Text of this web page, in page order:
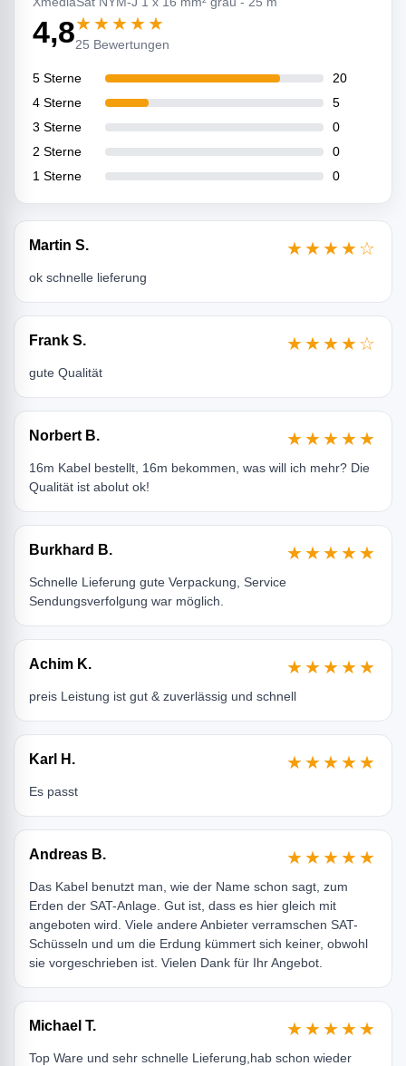
4,8★★★★★
25 Bewertungen
5 Sterne
20
4 Sterne
5
3 Sterne
0
2 Sterne
0
1 Sterne
0
Martin S. ★★★★☆
ok schnelle lieferung
Frank S. ★★★★☆
gute Qualität
Norbert B. ★★★★★
16m Kabel bestellt, 16m bekommen, was will ich mehr? Die
Qualität ist abolut ok!
Burkhard B. ★★★★★
Schnelle Lieferung gute Verpackung, Service
Sendungsverfolgung war möglich.
Achim K. ★★★★★
preis Leistung ist gut & zuverlässig und schnell
Karl H. ★★★★★
Es passt
Andreas B. ★★★★★
Das Kabel benutzt man, wie der Name schon sagt, zum
Erden der SAT-Anlage. Gut ist, dass es hier gleich mit
angeboten wird. Viele andere Anbieter verramschen SAT-
Schüsseln und um die Erdung kümmert sich keiner, obwohl
sie vorgeschrieben ist. Vielen Dank für Ihr Angebot.
Michael T. ★★★★★
Top Ware und sehr schnelle Lieferung,hab schon wieder